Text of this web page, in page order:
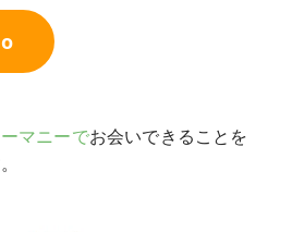
マニーでお会いできることを